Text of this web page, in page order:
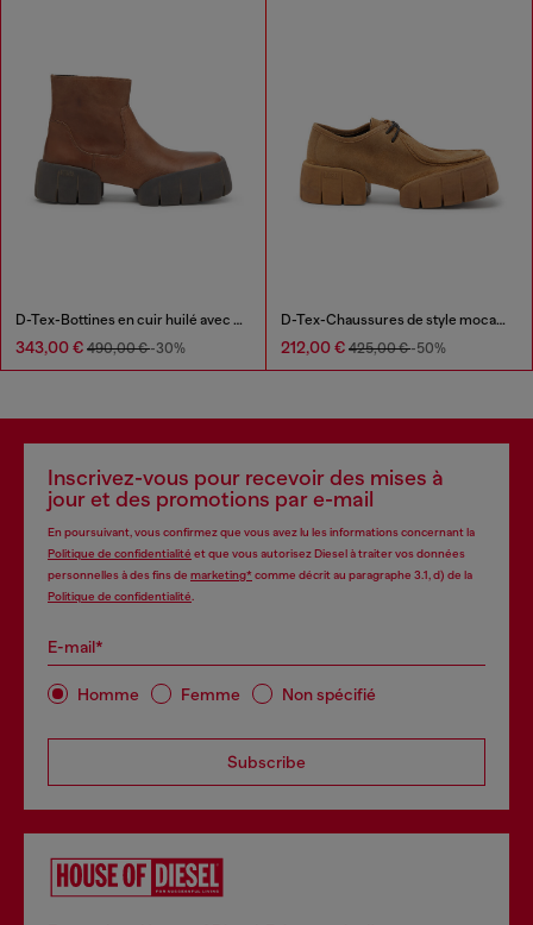
D-Tex-Bottines en cuir huilé avec semelle fendue
343,00 € 490,00 €-30%
D-Tex-Chaussures de style mocassin en daim ciré
212,00 € 425,00 €-50%
Inscrivez-vous pour recevoir des mises à
jour et des promotions par e-mail
En poursuivant, vous confirmez que vous avez lu les informations concernant la
Politique de confidentialité et que vous autorisez Diesel à traiter vos données
personnelles à des fins de marketing*comme décrit au paragraphe 3.1, d) de la
Politique de confidentialité
E-mail*
Homme Femme Non spécifié
Subscribe